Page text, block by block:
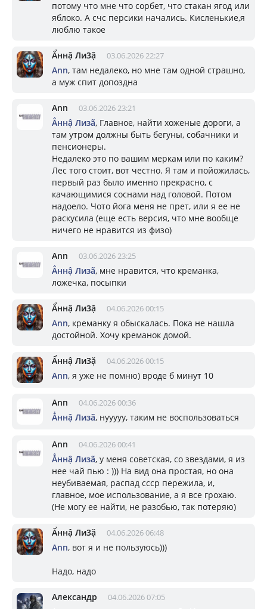
потому что мне что сорбет, что стакан ягод или
яблоко. А счс персики начались. Кисленькие,я
люблю такое
Ẩннậ Ли3ặ 03.06.2026 22:27
Ann, там недалеко, но мне там одной страшно,
а муж спит допоздна
Ann 03.06.2026 23:21
Ẳннậ Лизã, Главное, найти хоженые дороги, а
там утром должны быть бегуны, собачники и
пенсионеры.
Недалеко это по вашим меркам или по каким?
Лес того стоит, вот честно. Я там и пойожилась,
первый раз было именно прекрасно, с
качающимися соснами над головой. Потом
надоело. Чото йога меня не прет, или я ее не
раскусила (еще есть версия, что мне вообще
ничего не нравится из физо)
Ann 03.06.2026 23:25
Ẳннậ Лизã, мне нравится, что креманка,
ложечка, посыпки
Ẩннậ Ли3ặ 04.06.2026 00:15
Ann, креманку я обыскалась. Пока не нашла
достойной. Хочу креманок домой.
Ẩннậ Ли3ặ 04.06.2026 00:15
Ann, я уже не помню) вроде б минут 10
Ann 04.06.2026 00:36
Ẳннậ Лизã, нууууу, таким не воспользоваться
Ann 04.06.2026 00:41
Ẳннậ Лизã, у меня советская, со звездами, я из
нее чай пью : ))) На вид она простая, но она
неубиваемая, распад ссср пережила, и,
главное, мое использование, а я все грохаю.
(Не могу ее найти, не разобью, так потеряю)
Ẩннậ Ли3ặ 04.06.2026 06:48
Ann, вот я и не пользуюсь)))
Надо, надо
Александр 04.06.2026 07:05